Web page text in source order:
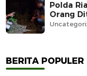
Polda
Orang
BERITA POPULER